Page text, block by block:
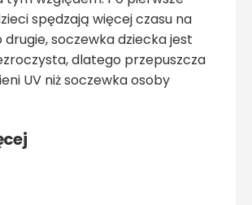
spędzają więcej czasu na
drugie, soczewka dziecka jest
dlatego przepuszcza
UV niż soczewka osoby